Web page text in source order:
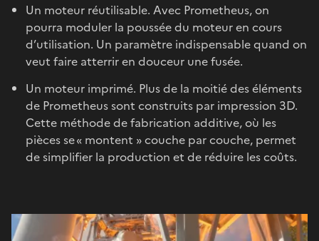
Un moteur réutilisable. Avec Prometheus, on
pourra moduler la poussée du moteur en cours
d’utilisation. Un paramètre indispensable quand on
veut faire atterrir en douceur une fusée.
Un moteur imprimé. Plus de la moitié des éléments
de Prometheus sont construits par impression 3D.
Cette méthode de fabrication additive, où les
pièces se « montent » couche par couche, permet
de simplifier la production et de réduire les coûts.